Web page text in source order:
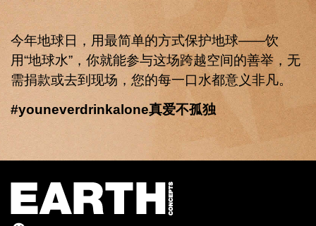
今年地球日，用最简单的方式保护地球——饮
用“地球水”，你就能参与这场跨越空间的善举，无
需捐款或去到现场，您的每一口水都意义非凡。
#youneverdrinkalone真爱不孤独